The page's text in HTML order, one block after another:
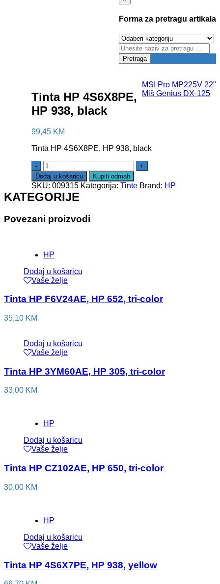
Forma za pretragu artikala
Pretraga
MSI Pro MP225V 22"
Miš Genius DX-125
Tinta HP 4S6X8PE,
HP 938, black
99,45 KM
Tinta HP 4S6X8PE, HP 938, black
Dodaj u košaricu Kupiti odmah
SKU: 009315 Kategorija: Tinte Brand: HP
KATEGORIJE
Povezani proizvodi
HP
Dodaj u košaricu
Vaše želje
Tinta HP F6V24AE, HP 652, tri-color
35,10 KM
Dodaj u košaricu
Vaše želje
Tinta HP 3YM60AE, HP 305, tri-color
33,00 KM
HP
Dodaj u košaricu
Vaše želje
Tinta HP CZ102AE, HP 650, tri-color
30,00 KM
HP
Dodaj u košaricu
Vaše želje
Tinta HP 4S6X7PE, HP 938, yellow